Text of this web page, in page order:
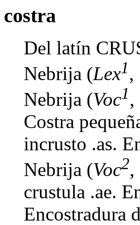
costra
Del latín
Nebrija (Lex1,
Nebrija (Voc1,
Costra
incrusto .as.
Nebrija (Voc2,
crustula .ae.
Encostradura